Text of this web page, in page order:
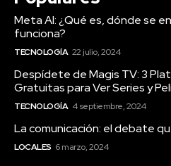
Meta AI: ¿Qué es, dónde se
funciona?
TECNOLOGÍA 22 julio, 2024
Despídete de Magis TV: 3
Gratuitas para Ver Series y
TECNOLOGÍA 4 septiembre, 2024
La comunicación: el debate
LOCALES 6 marzo, 2024